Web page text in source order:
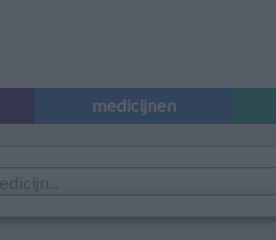
medicijnen